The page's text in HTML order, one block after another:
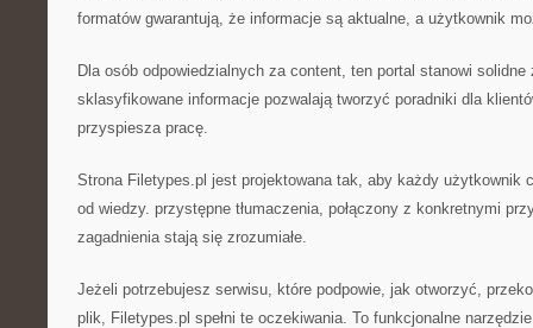
formatów gwarantują, że informacje są aktualne, a użytkownik
Dla osób odpowiedzialnych za content, ten portal stanowi solidne
sklasyfikowane informacje pozwalają tworzyć poradniki dla
przyspiesza pracę.
Strona Filetypes.pl jest projektowana tak, aby każdy użytkownik
od wiedzy. przystępne tłumaczenia, połączony z konkretnymi
zagadnienia stają się zrozumiałe.
Jeżeli potrzebujesz serwisu, które podpowie, jak otworzyć,
plik, Filetypes.pl spełni te oczekiwania. To funkcjonalne